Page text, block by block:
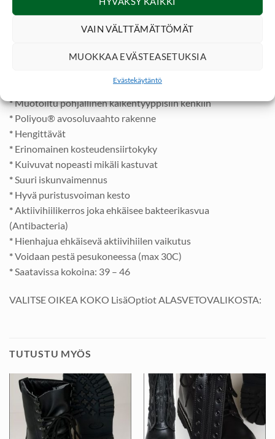
VAIN VÄLTTÄMÄTTÖMÄT
MUOKKAA EVÄSTEASETUKSIA
Evästekäytäntö
Pesun tai kastumisen jälkeen kuivuvat älyttömän nopeasti!
Näitä voidaan helposti saksilla tuunata kärjestä jos tarve
*Muotoiltu pohjallinen kaikentyyppisiin kenkiin
* Poliyou® avosoluvaahto rakenne
* Hengittävät
* Erinomainen kosteudensiirtokyky
* Kuivuvat nopeasti mikäli kastuvat
*Suuri iskunvaimennus
* Hyvä puristusvoiman kesto
*Aktiivihiilikerros joka ehkäisee bakteerikasvua
(Antibacteria)
* Hienhajua ehkäisevä aktiivihiilen vaikutus
*Voidaan pestä pesukoneessa (max 30C)
*Saatavissa kokoina: 39 – 46
VALITSE OIKEA KOKO LisäOptiot ALASVETOVALIKOSTA:
TUTUSTU MYÖS